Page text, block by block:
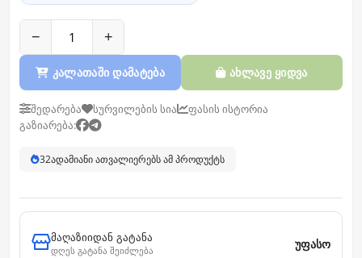
− +
კალათაში დამატება ახლავე ყიდვა
შედარება სურვილების სია
ფასის ისტორია
გაზიარება:
32ადამიანი ათვალიერებს ამ პროდუქტს
მაღაზიიდან გატანა
დღეს გატანა შეიძლება
უფასო